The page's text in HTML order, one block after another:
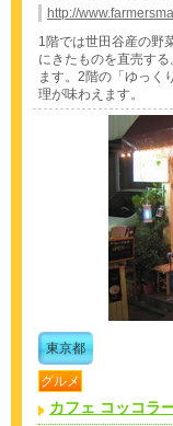
http://
1階では世田谷産の野
にきたものを直売す
ます。2階の「ゆっく
理が味わえます。
東京都
グルメ
カフェ コッコラ